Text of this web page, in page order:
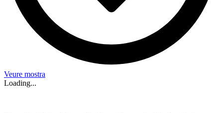
Veure mostra
Loading...